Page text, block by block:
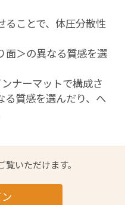
ことで、体圧分散性
＞の異なる質感を選
ナーマットで構成さ
る質感を選んだり、へ
いただけます。